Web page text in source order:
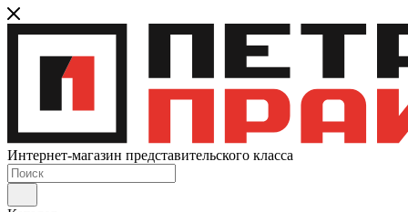
Интернет-магазин представительского класса